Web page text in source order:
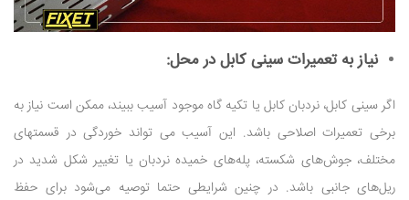
نیاز به تعمیرات سینی کابل در محل:
اگر سینی کابل، نردبان کابل یا تکیه گاه موجود آسیب ببیند، ممکن است نیاز به
برخی تعمیرات اصلاحی باشد. این آسیب می تواند خوردگی در قسمتهای
مختلف، جوش‌های شکسته، پله‌های خمیده نردبان یا تغییر شکل شدید در
ریل‌های جانبی باشد. در چنین شرایطی حتما توصیه می‌شود برای حفظ